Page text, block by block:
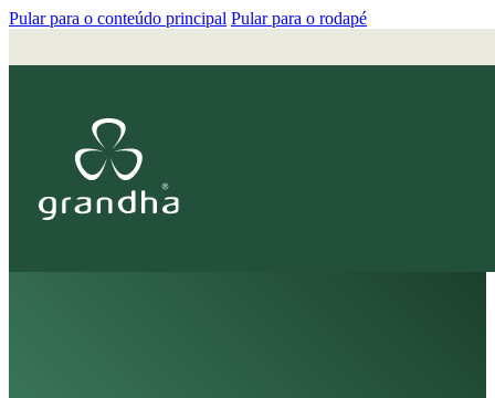
Pular para o conteúdo principal Pular para o rodapé